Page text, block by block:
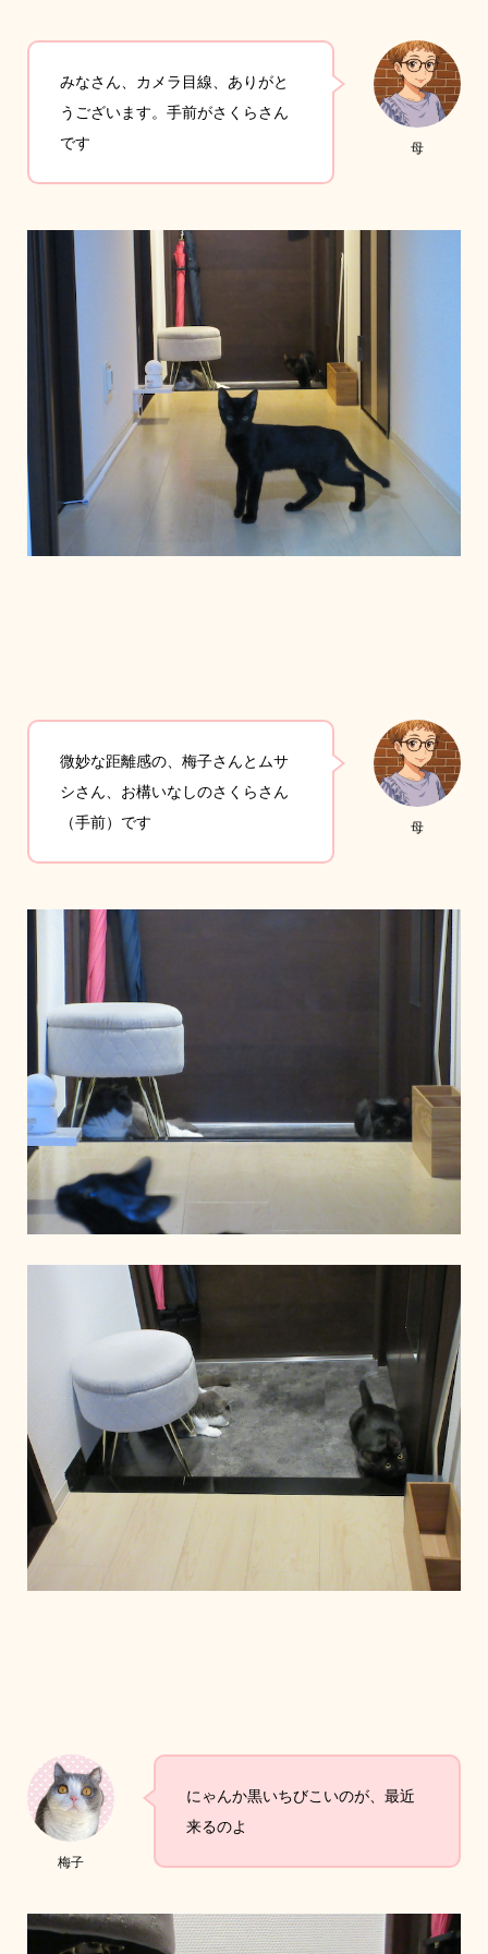
母
みなさん、カメラ目線、ありがと
うございます。手前がさくらさん
です
母
微妙な距離感の、梅子さんとムサ
シさん、お構いなしのさくらさん
（手前）です
梅子
にゃんか黒いちびこいのが、最近
来るのよ